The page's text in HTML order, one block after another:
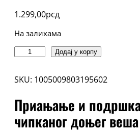
1.299,00рсд
На залихама
са
жицом
гаће
28А
Додај у корпу
SKU: 1005009803195602
Приањање и
чипканог доњег веша